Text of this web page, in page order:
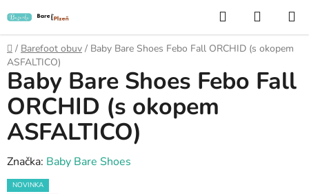
na
obsah
Hledat
KOŠÍK
Domů
/ Barefoot obuv / Baby Bare Shoes Febo Fall ORCHID (s okopem
ASFALTICO)
Baby Bare Shoes Febo Fall
ORCHID (s okopem
ASFALTICO)
Značka: Baby Bare Shoes
NOVINKA